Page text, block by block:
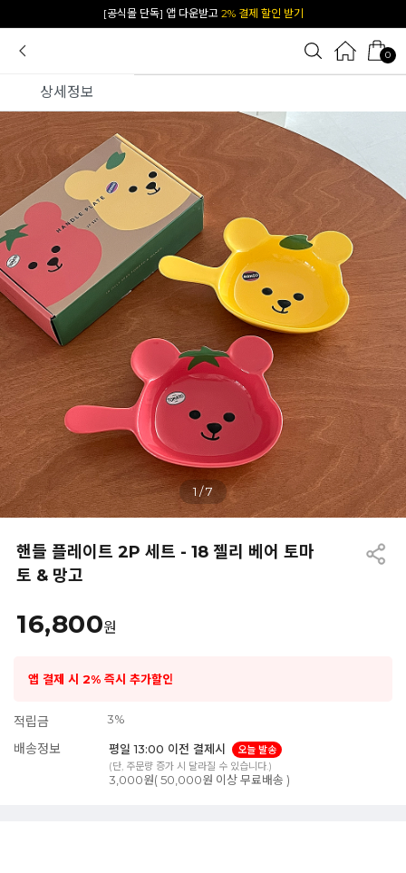
카카오 플친 추가하면1천원 즉시 할인 쿠폰
0
상세정보
1/7
핸들 플레이트 2P 세트 - 18 젤리 베어 토마
토 & 망고
16,800원
앱 결제 시 2% 즉시 추가할인
적립금 3%
배송정보 평일 13:00 이전 결제시
오늘 발송
(단, 주문량 증가 시 달라질 수 있습니다.)
3,000원( 50,000원 이상 무료배송 )